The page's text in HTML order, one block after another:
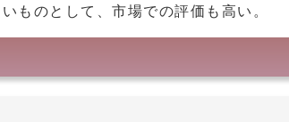
ものとして、市場での評価も高い。